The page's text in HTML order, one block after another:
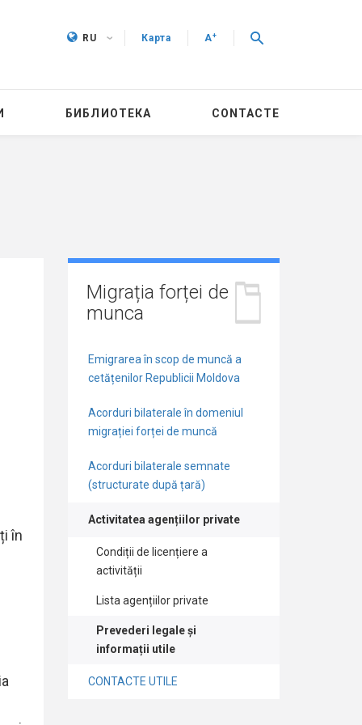
RU Карта A+
БИБЛИОТЕКА CONTACTE
în
Migrația forței de
munca
Emigrarea în scop de muncă a
cetățenilor Republicii Moldova
Acorduri bilaterale în domeniul
migrației forței de muncă
Acorduri bilaterale semnate
(structurate după țară)
Activitatea agențiilor private
Condiții de licențiere a
activității
Lista agențiilor private
Prevederi legale și
informații utile
CONTACTE UTILE